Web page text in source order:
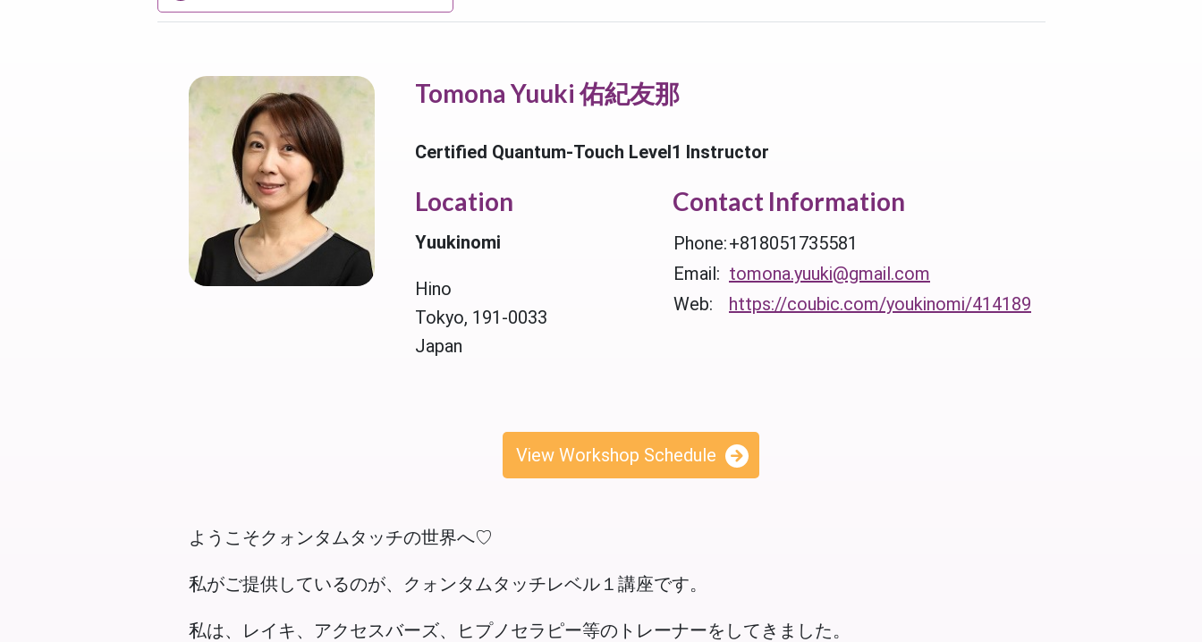
Tomona Yuuki 佑紀友那
Certified Quantum-Touch Level1 Instructor
Location
Yuukinomi
Hino
Tokyo, 191-0033
Japan
Contact Information
Phone:+818051735581
Email: tomona.yuuki@gmail.com
Web:
https://coubic.com/youkinomi/414189
View Workshop Schedule
ようこそクォンタムタッチの世界へ♡
私がご提供しているのが、クォンタムタッチレベル１講座です。
私は、レイキ、アクセスバーズ、ヒプノセラピー等のトレーナーをしてきました。